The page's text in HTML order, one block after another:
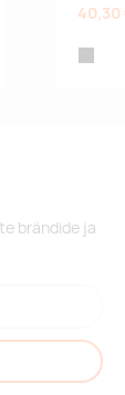
Küsi laoseisu
40,30
brändide ja